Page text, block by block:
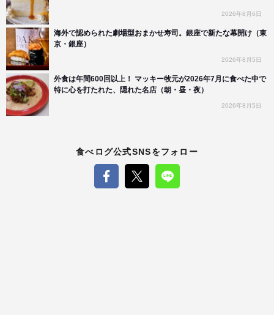
2026年8月6日
海外で認められた劇場型おまかせ寿司。銀座で新たな幕開け（東
京・銀座）
2026年8月5日
外食は年間600回以上！ マッキー牧元が2026年7月に食べた中で
特に心を打たれた、隠れた名店（朝・昼・夜）
2026年8月5日
食べログ公式SNSをフォロー